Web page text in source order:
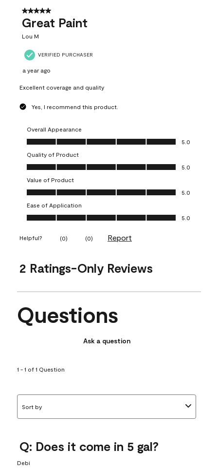
5 out of 5 stars.
Great Paint
Lou M
VERIFIED PURCHASER
a year ago
Excellent coverage and quality
Yes, I recommend this product.
Overall Appearance
Overall Appearance, 5.0 out of 5
5.0
Quality of Product
Quality of Product, 5.0 out of 5
5.0
Value of Product
Value of Product, 5.0 out of 5
5.0
Ease of Application
Ease of Application, 5.0 out of 5
5.0
Helpful? (0) (0) Report
2 Ratings-Only Reviews
Questions
Ask a question
1 - 1 of 1 Question
Sort by
Q: Does it come in 5 gal?
Debi